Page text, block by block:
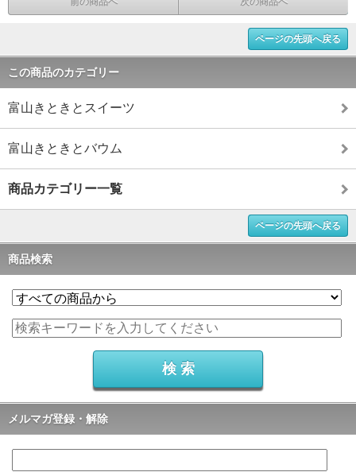
ページの先頭へ戻る
この商品のカテゴリー
富山きときとスイーツ
富山きときとバウム
商品カテゴリー一覧
ページの先頭へ戻る
商品検索
メルマガ登録・解除